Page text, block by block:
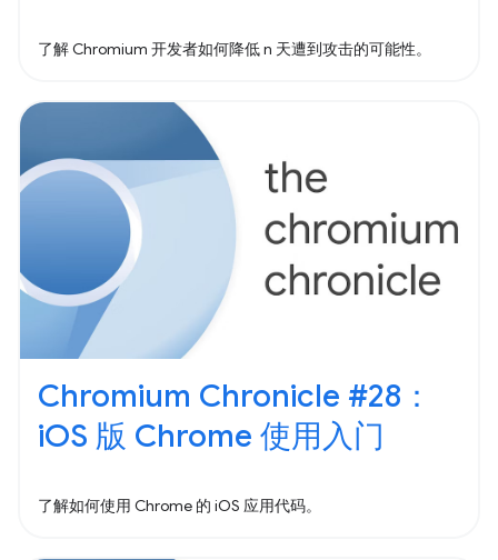
了解 Chromium 开发者如何降低 n 天遭到攻击的可能性。
Chromium Chronicle #28：
iOS 版 Chrome 使用入门
了解如何使用 Chrome 的 iOS 应用代码。